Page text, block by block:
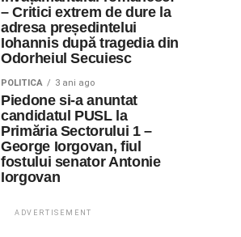
– Critici extrem de dure la
adresa președintelui
Iohannis după tragedia din
Odorheiul Secuiesc
POLITICA 3 ani ago
Piedone si-a anuntat
candidatul PUSL la
Primăria Sectorului 1 –
George Iorgovan, fiul
fostului senator Antonie
Iorgovan
ADVERTISEMENT